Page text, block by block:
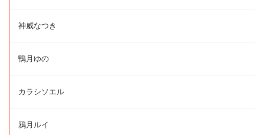
神威なつき
鴨月ゆの
カラシソエル
鴉月ルイ